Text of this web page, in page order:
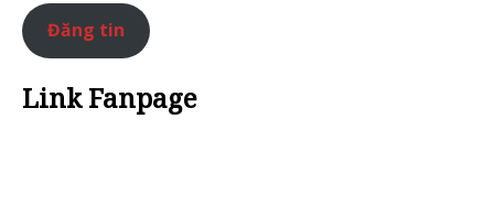
Đăng tin
Link Fanpage